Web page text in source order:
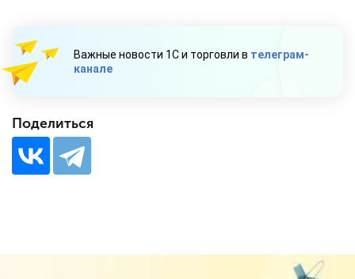
Важные новости 1С и торговли в телеграм-
канале
Поделиться